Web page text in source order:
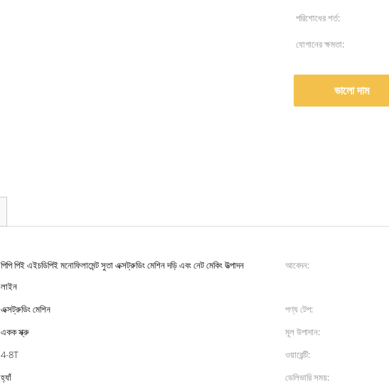
পরিশোধের শর্ত:
যোগানের ক্ষমতা:
ভালো দাম
পিপি পিই এইচডিপিই মনোফিলামেন্ট সুতা এক্সট্রুডিং মেশিন দড়ি এবং নেট মেকিং উত্পাদন
লাইন
আবেদন:
এক্সট্রুডিং মেশিন পণ্য টেপ:
একক স্ক্রু মূল উপাদান:
4-8T ওয়ারেন্টি:
হ্যাঁ ডেলিভারি সময়: